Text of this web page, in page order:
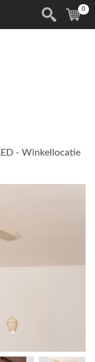
(
0
- Winkellocatie